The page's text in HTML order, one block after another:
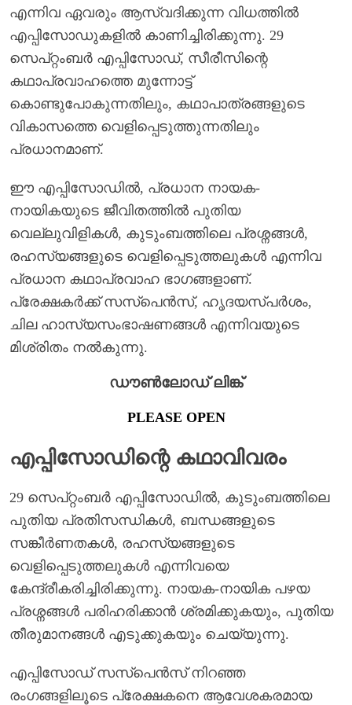
എന്നിവ ഏവരും ആസ്വദിക്കുന്ന വിധത്തിൽ
എപ്പിസോഡുകളിൽ കാണിച്ചിരിക്കുന്നു. 29
സെപ്റ്റംബർ എപ്പിസോഡ്, സീരീസിന്റെ
കഥാപ്രവാഹത്തെ മുന്നോട്ട്
കൊണ്ടുപോകുന്നതിലും, കഥാപാത്രങ്ങളുടെ
വികാസത്തെ വെളിപ്പെടുത്തുന്നതിലും
പ്രധാനമാണ്.
ഈ എപ്പിസോഡിൽ, പ്രധാന നായക-
നായികയുടെ ജീവിതത്തിൽ പുതിയ
വെല്ലുവിളികൾ, കുടുംബത്തിലെ പ്രശ്നങ്ങൾ,
രഹസ്യങ്ങളുടെ വെളിപ്പെടുത്തലുകൾ എന്നിവ
പ്രധാന കഥാപ്രവാഹ ഭാഗങ്ങളാണ്.
പ്രേക്ഷകർക്ക് സസ്പെൻസ്, ഹൃദയസ്പർശം,
ചില ഹാസ്യസംഭാഷണങ്ങൾ എന്നിവയുടെ
മിശ്രിതം നൽകുന്നു.
ഡൗൺലോഡ് ലിങ്ക്
PLEASE OPEN
എപ്പിസോഡിന്റെ കഥാവിവരം
29 സെപ്റ്റംബർ എപ്പിസോഡിൽ, കുടുംബത്തിലെ
പുതിയ പ്രതിസന്ധികൾ, ബന്ധങ്ങളുടെ
സങ്കീർണതകൾ, രഹസ്യങ്ങളുടെ
വെളിപ്പെടുത്തലുകൾ എന്നിവയെ
കേന്ദ്രീകരിച്ചിരിക്കുന്നു. നായക-നായിക പഴയ
പ്രശ്നങ്ങൾ പരിഹരിക്കാൻ ശ്രമിക്കുകയും, പുതിയ
തീരുമാനങ്ങൾ എടുക്കുകയും ചെയ്യുന്നു.
എപ്പിസോഡ് സസ്പെൻസ് നിറഞ്ഞ
രംഗങ്ങളിലൂടെ പ്രേക്ഷകനെ ആവേശകരമായ